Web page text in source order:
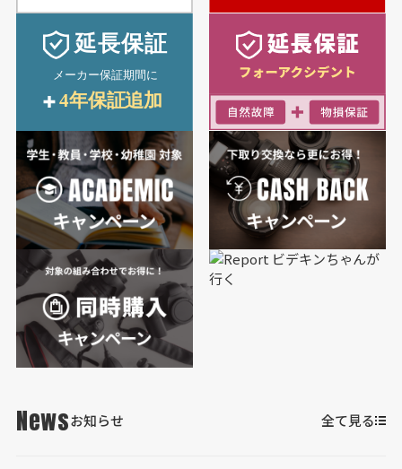
Newsお知らせ 全て見る